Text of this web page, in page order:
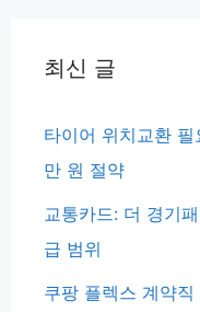
최신 글
타이어 위치교환
만 원 절약
교통카드: 더 경기
급 범위
쿠팡 플렉스 계약